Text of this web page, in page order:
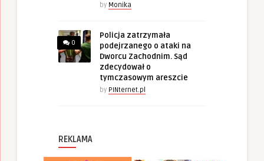
by Monika
0
Policja zatrzymała
podejrzanego o ataki na
Dworcu Zachodnim. Sąd
zdecydował o
tymczasowym areszcie
by PINternet.pl
REKLAMA